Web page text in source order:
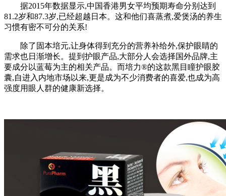
据2015年数据显示,中国香港男女平均预期寿命分别达到
81.2岁和87.3岁,已经超越日本。这和他们喜蒸煮,爱煲汤的养生
习惯有密不可分的关系!
除了固本培元,让身体得到充分的营养补给外,保护眼睛的
需求也日渐增长。提到护眼产品,大部分人会选择国外品牌,主
要成分以蓝莓为主的相关产品。而培力®的这款黑目瞳护眼胶
囊,自进入内地市场以来,更是成为不少消费者的喜爱,也成为高
强度用眼人群的健康新选择。